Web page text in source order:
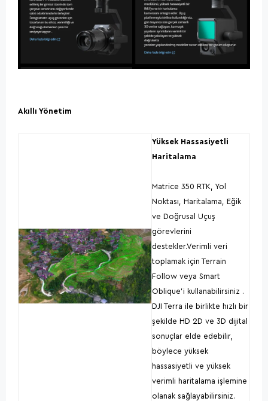
Akıllı Yönetim
Yüksek Hassasiyetli
Haritalama
Matrice 350 RTK, Yol
Noktası, Haritalama, Eğik
ve Doğrusal Uçuş
görevlerini
destekler.Verimli veri
toplamak için Terrain
Follow veya Smart
Oblique'i kullanabilirsiniz .
DJI Terra ile birlikte hızlı bir
şekilde HD 2D ve 3D dijital
sonuçlar elde edebilir,
böylece yüksek
hassasiyetli ve yüksek
verimli haritalama işlemine
olanak sağlayabilirsiniz.